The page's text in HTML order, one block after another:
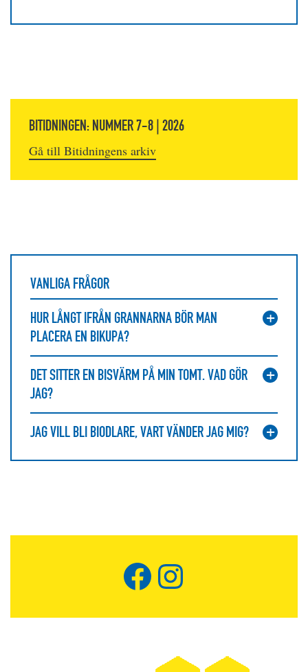
BITIDNINGEN: NUMMER 7-8 | 2026
Gå till Bitidningens arkiv
VANLIGA FRÅGOR
HUR LÅNGT IFRÅN GRANNARNA BÖR MAN
PLACERA EN BIKUPA?
DET SITTER EN BISVÄRM PÅ MIN TOMT. VAD GÖR
JAG?
JAG VILL BLI BIODLARE, VART VÄNDER JAG MIG?
Facebook
Instagram